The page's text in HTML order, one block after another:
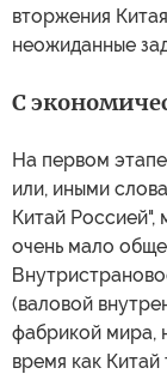
вторжения
неожиданные
С
На первом
или, иными
Китай
очень мало
(валовой
фабрикой мира,
время как